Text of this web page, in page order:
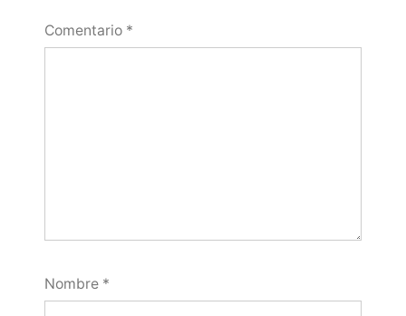
Comentario *
Nombre *